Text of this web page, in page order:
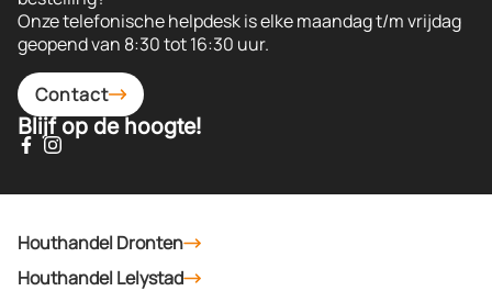
Onze telefonische helpdesk is elke maandag t/m vrijdag
geopend van 8:30 tot 16:30 uur.
Contact
Blijf op de hoogte!
Houthandel Dronten
Houthandel Lelystad